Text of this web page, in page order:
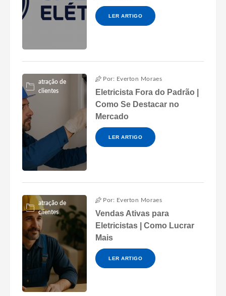
LER ARTIGO
atração de
clientes
Por: Everton Moraes
Eletricista Fora do Padrão |
Como Se Destacar no
Mercado
LER ARTIGO
atração de
clientes
Por: Everton Moraes
Vendas Ativas para
Eletricistas | Como Lucrar
Mais
LER ARTIGO